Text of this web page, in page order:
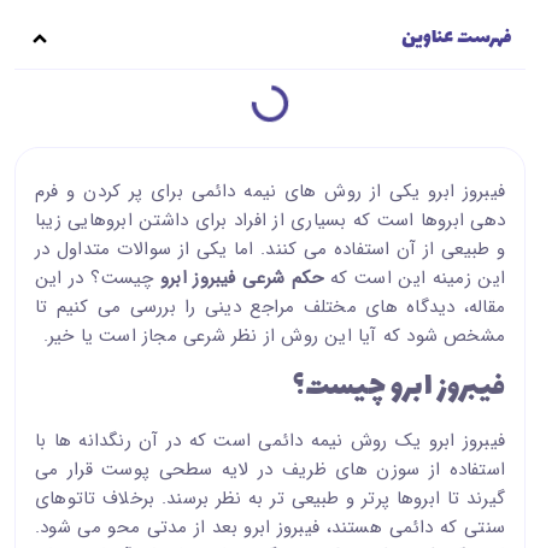
فهرست عناوین
فیبروز ابرو یکی از روش های نیمه دائمی برای پر کردن و فرم
دهی ابروها است که بسیاری از افراد برای داشتن ابروهایی زیبا
و طبیعی از آن استفاده می کنند. اما یکی از سوالات متداول در
این زمینه این است کهحکم شرعی فیبروز ابروچیست؟ در این
مقاله، دیدگاه های مختلف مراجع دینی را بررسی می کنیم تا
مشخص شود که آیا این روش از نظر شرعی مجاز است یا خیر.
فیبروز ابرو چیست؟
فیبروز ابرو یک روش نیمه دائمی است که در آن رنگدانه ها با
استفاده از سوزن های ظریف در لایه سطحی پوست قرار می
گیرند تا ابروها پرتر و طبیعی تر به نظر برسند. برخلاف تاتوهای
سنتی که دائمی هستند، فیبروز ابرو بعد از مدتی محو می شود.